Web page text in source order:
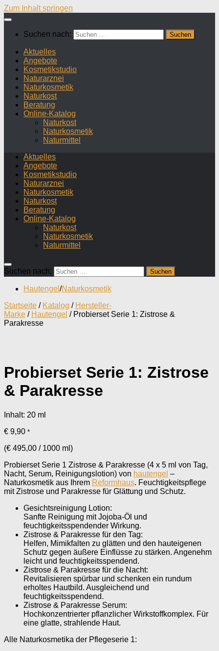
Zum Inhalt springen
Suchen nach:
Aktuelles
Angebote
Kosmetikstudio
Naturarznei
Naturkosmetik
Naturkost
Beratung
Online-Katalog
Naturkost
Naturkosmetik
Naturmittel
Aktuelles
Angebote
Kosmetikstudio
Naturarznei
Naturkosmetik
Naturkost
Beratung
Online-Katalog
Naturkost
Naturkosmetik
Naturmittel
Suchen nach:
Hautengel /Naturkosmetik
Startseite / Katalog / Hersteller-
Marke / Hautengel / Probierset Serie 1: Zistrose &
Parakresse
Probierset Serie 1: Zistrose
& Parakresse
Inhalt: 20 ml
€ 9,90 *
(€ 495,00 / 1000 ml )
Probierset Serie 1 Zistrose & Parakresse (4 x 5 ml von Tag,
Nacht, Serum, Reinigungslotion) von hautengel –
Naturkosmetik aus Ihrem Reformhaus. Feuchtigkeitspflege
mit Zistrose und Parakresse für Glättung und Schutz.
Gesichtsreinigung Lotion:
Sanfte Reinigung mit Jojoba-Öl und
feuchtigkeitsspendender Wirkung.
Zistrose & Parakresse für den Tag:
Helfen, Mimikfalten zu glätten und den hauteigenen
Schutz gegen äußere Einflüsse zu stärken. Angenehm
leicht und feuchtigkeitsspendend.
Zistrose & Parakresse für die Nacht:
Revitalisieren spürbar und schenken ein rundum
erholtes Hautbild. Ausgleichend und
feuchtigkeitsspendend.
Zistrose & Parakresse Serum:
Hochkonzentrierter pflanzlicher Wirkstoffkomplex. Für
eine glatte, strahlende Haut.
Alle Naturkosmetika der Pflegeserie 1: